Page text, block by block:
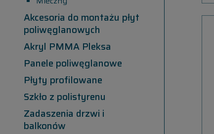
Akcesoria do montażu płyt
poliwęglanowych
Akryl PMMA Pleksa
Panele poliwęglanowe
Płyty profilowane
Szkło z polistyrenu
Zadaszenia drzwi i
balkonów